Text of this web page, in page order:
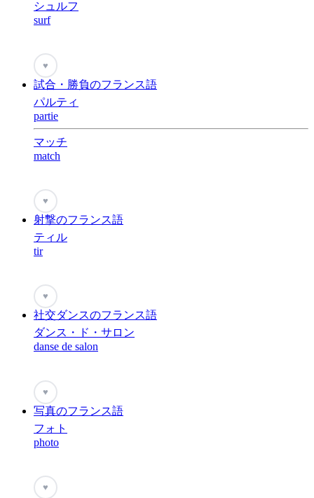
シュルフ
surf
♥
試合・勝負のフランス語
パルティ
partie
マッチ
match
♥
射撃のフランス語
ティル
tir
♥
社交ダンスのフランス語
ダンス・ド・サロン
danse de salon
♥
写真のフランス語
フォト
photo
♥